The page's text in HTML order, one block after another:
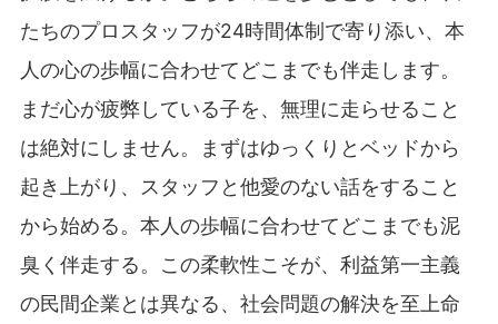
たちのプロスタッフが24時間体制で寄り添い、本
人の心の歩幅に合わせてどこまでも伴走します。
まだ心が疲弊している子を、無理に走らせること
は絶対にしません。まずはゆっくりとベッドから
起き上がり、スタッフと他愛のない話をすること
から始める。本人の歩幅に合わせてどこまでも泥
臭く伴走する。この柔軟性こそが、利益第一主義
の民間企業とは異なる、社会問題の解決を至上命